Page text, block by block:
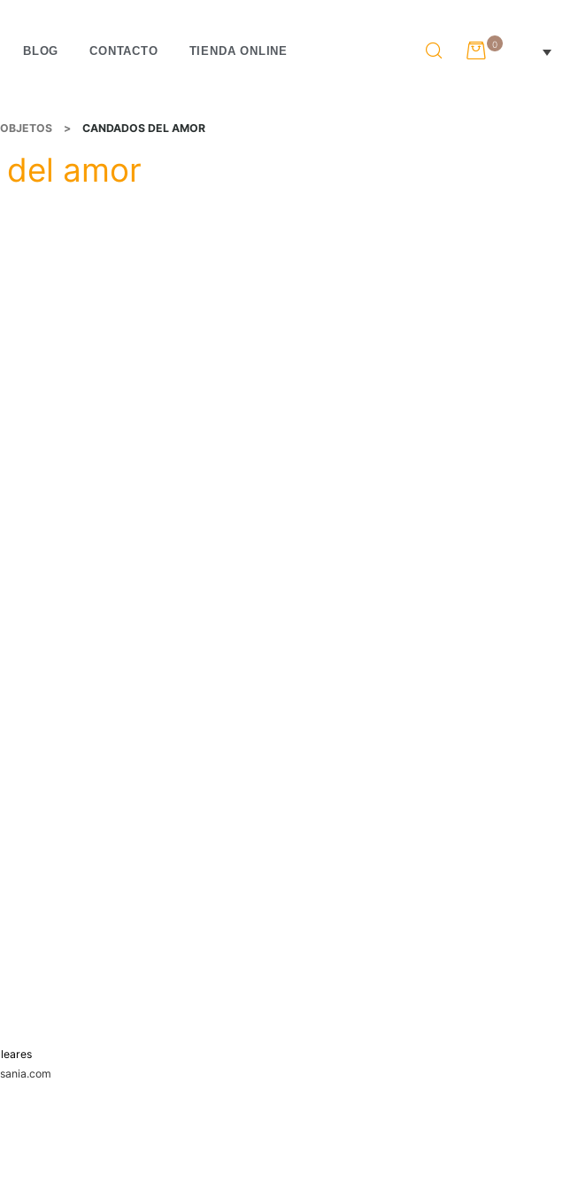
BLOG CONTACTO TIENDA ONLINE 0
OBJETOS > CANDADOS DEL AMOR
amor